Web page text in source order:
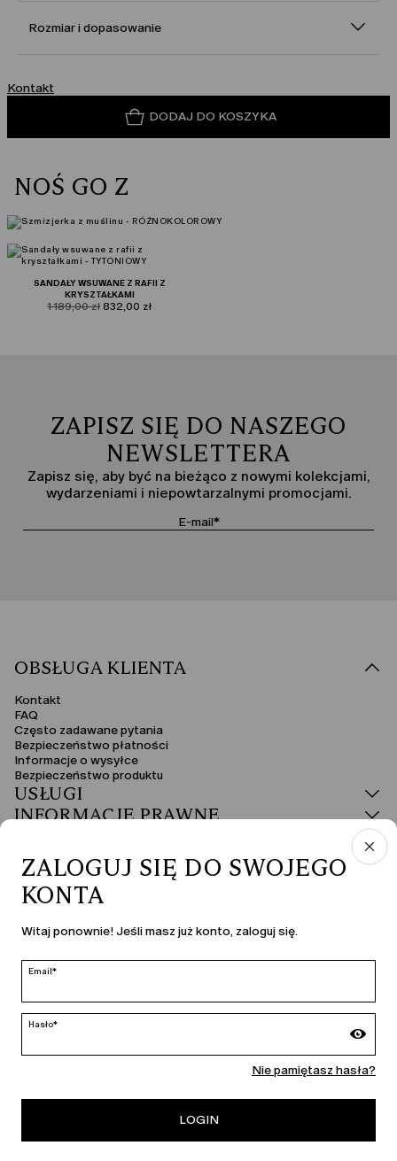
Rozmiar i dopasowanie
Kontakt
DODAJ DO KOSZYKA
NOŚ GO Z
SANDAŁY WSUWANE Z RAFII Z
KRYSZTAŁKAMI
product.price.original
1 189,00 zł product.price.sale
832,00 zł
ZAPISZ SIĘ DO NASZEGO
NEWSLETTERA
Zapisz się, aby być na bieżąco z nowymi kolekcjami,
wydarzeniami i niepowtarzalnymi promocjami.
OBSŁUGA KLIENTA
Kontakt
FAQ
Często zadawane pytania
Bezpieczeństwo płatności
Informacje o wysyłce
Bezpieczeństwo produktu
USŁUGI
INFORMACJE PRAWNE
edycja
ZALOGUJ SIĘ DO SWOJEGO
KONTA
Witaj ponownie! Jeśli masz już konto, zaloguj się.
Email*
Hasło*
Nie pamiętasz hasła?
LOGIN